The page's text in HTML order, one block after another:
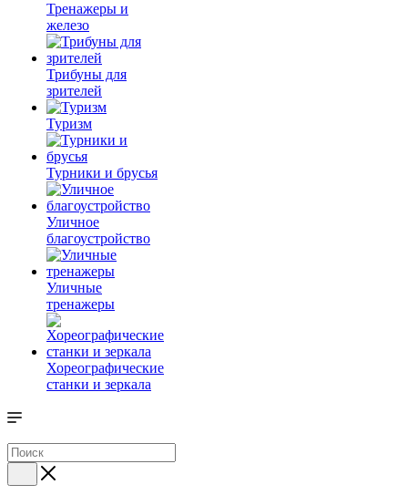
Тренажеры и
железо
Трибуны для
зрителей
Туризм
Турники и брусья
Уличное
благоустройство
Уличные
тренажеры
Хореографические
станки и зеркала